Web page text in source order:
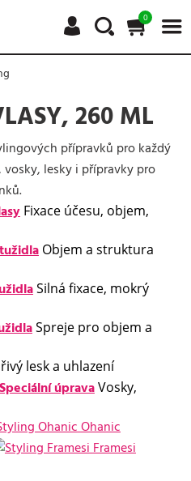
0
260 ML
přípravků pro každý
lesky i přípravky pro
Fixace účesu, objem,
Objem a struktura
Silná fixace, mokrý
Spreje pro objem a
lesk a uhlazení
Speciální úpravaVosky,
Ohanic
Framesi